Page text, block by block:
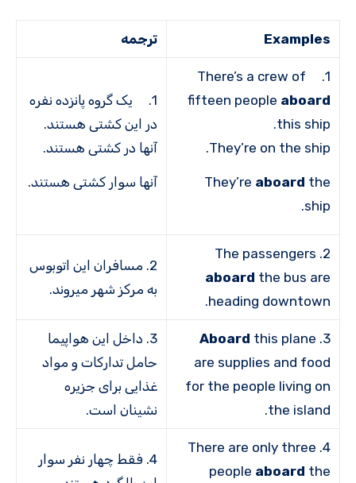
Examples ترجمه
1. There’s a crew of
fifteen people aboard
this ship.
They’re on the ship.
They’re aboard the
ship.
1. یک گروه پانزده نفره
در این کشتی هستند.
آن­ها در کشتی هستند.
آن­ها سوار کشتی هستند.
2. The passengers
aboard the bus are
heading downtown.
2. مسافران این اتوبوس
به مرکز شهر می­روند.
3.
Aboard this plane
are supplies and food
for the people living on
the island.
3. داخل این هواپیما
حامل تدارکات و مواد
غذایی برای جزیره
نشینان است.
4. There are only three
people aboard the
4. فقط چهار نفر سوار